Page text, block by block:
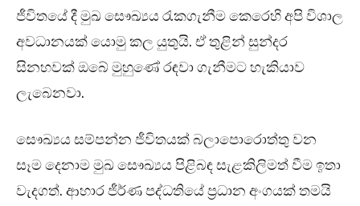
ජීවිතයේ දී මුඛ සෞඛ්‍යය රැකගැනීම කෙරෙහි අපි විශාල
අවධානයක් යොමු කල යුතුයි. ඒ තුළින් සුන්දර
සිනහවක් ඔබේ මුහුණේ රඳවා ගැනීමට හැකියාව
ලැබෙනවා.
සෞඛ්‍යය සම්පන්න ජීවිතයක් බලාපොරොත්තු වන
සෑම දෙනාම මුඛ සෞඛ්‍යය පිළිබඳ සැළකිලිමත් වීම ඉතා
වැදගත්. ආහාර ජීර්ණ පද්ධතියේ ප්‍රධාන අංගයක් තමයි